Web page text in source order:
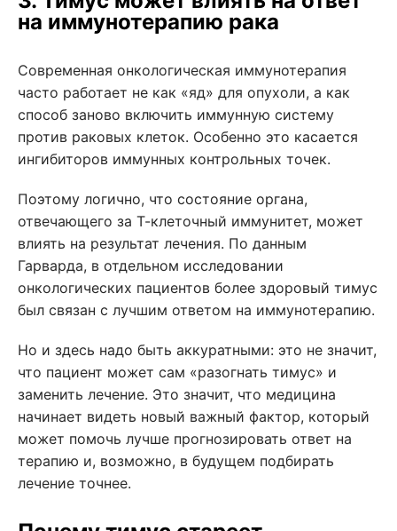
на иммунотерапию рака
Современная онкологическая иммунотерапия
часто работает не как «яд» для опухоли, а как
способ заново включить иммунную систему
против раковых клеток. Особенно это касается
ингибиторов иммунных контрольных точек.
Поэтому логично, что состояние органа,
отвечающего за Т-клеточный иммунитет, может
влиять на результат лечения. По данным
Гарварда, в отдельном исследовании
онкологических пациентов более здоровый тимус
был связан с лучшим ответом на иммунотерапию.
Но и здесь надо быть аккуратными: это не значит,
что пациент может сам «разогнать тимус» и
заменить лечение. Это значит, что медицина
начинает видеть новый важный фактор, который
может помочь лучше прогнозировать ответ на
терапию и, возможно, в будущем подбирать
лечение точнее.